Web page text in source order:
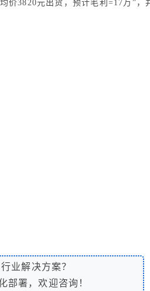
3820元出货，预计毛利=17万”，
行业解决方案？
部署，欢迎咨询！